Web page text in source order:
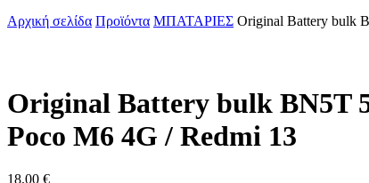
Αρχική σελίδα Προϊόντα ΜΠΑΤΑΡΙΕΣ Original Battery bulk
Original Battery bulk BN5T
Poco M6 4G / Redmi 13
18,00 €